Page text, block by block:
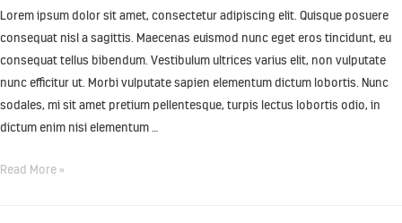
Lorem ipsum dolor sit amet, consectetur adipiscing elit. Quisque posuere
consequat nisl a sagittis. Maecenas euismod nunc eget eros tincidunt, eu
consequat tellus bibendum. Vestibulum ultrices varius elit, non vulputate
nunc efficitur ut. Morbi vulputate sapien elementum dictum lobortis. Nunc
sodales, mi sit amet pretium pellentesque, turpis lectus lobortis odio, in
dictum enim nisi elementum …
Read More »